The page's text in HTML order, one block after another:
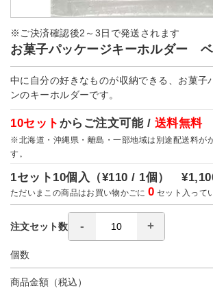
※ご決済確認後2～3日で発送されます
お菓子パッケージキーホルダー
中に自分の好きなものが収納できる、お菓子
ンのキーホルダーです。
10セット からご注文可能 / 送料無料
※北海道・沖縄県・離島・一部地域は別途配送料が
す。
1セット10個入（¥110 / 1個）
ただいまこの商品はお買い物かごに0 セット入って
注文セット数
個数
商品金額（税込）